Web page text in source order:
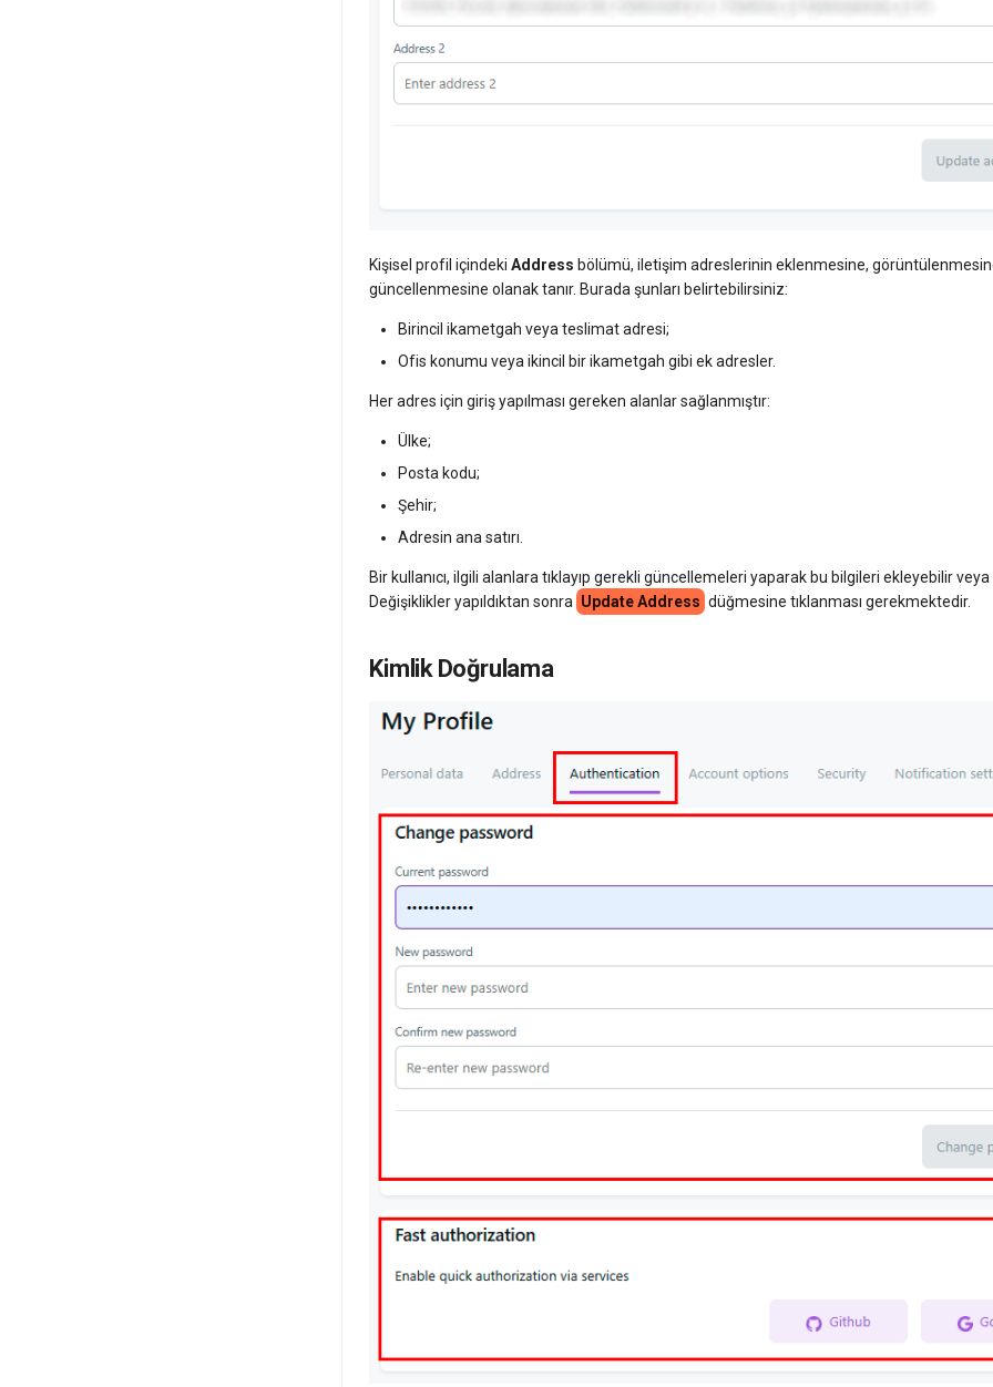
Kişisel profil içindekiAddress bölümü, iletişim adreslerinin eklenmesine,
güncellenmesine olanak tanır. Burada şunları belirtebilirsiniz:
Birincil ikametgah veya teslimat adresi;
Ofis konumu veya ikincil bir ikametgah gibi ek adresler.
Her adres için giriş yapılması gereken alanlar sağlanmıştır:
Ülke;
Posta kodu;
Şehir;
Adresin ana satırı.
Bir kullanıcı, ilgili alanlara tıklayıp gerekli güncellemeleri yaparak bu bilgileri ekleyebilir
Değişiklikler yapıldıktan sonra Update Address düğmesine tıklanması gerekmektedir.
Kimlik Doğrulama